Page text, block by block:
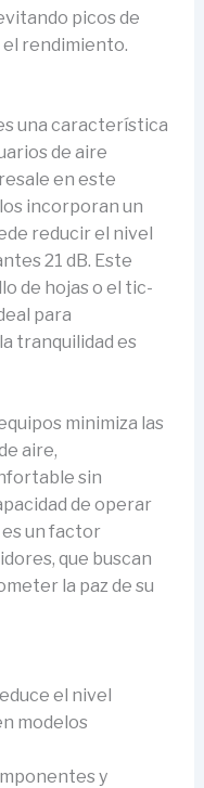
picos de
rendimiento.
una característica
de aire
en este
incorporan un
reducir el nivel
21 dB. Este
de hojas o el tic-
para
tranquilidad es
minimiza las
aire,
sin
de operar
un factor
que buscan
la paz de su
el nivel
modelos
y